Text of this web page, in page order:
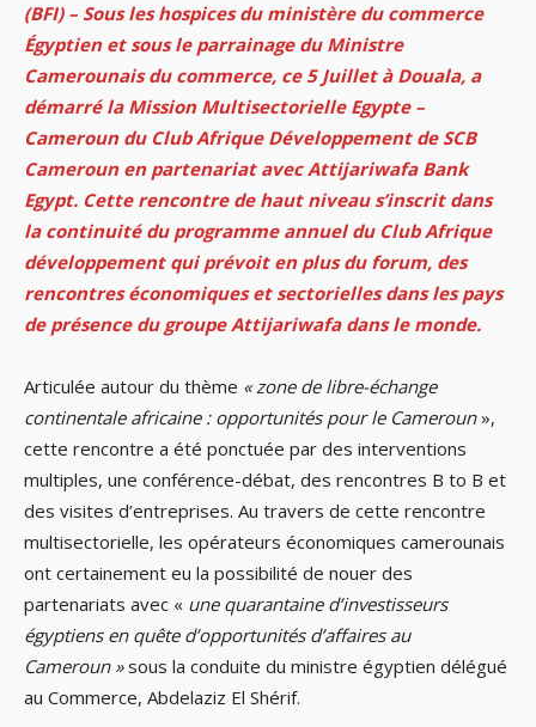
(BFI) – Sous les hospices du ministère du commerce
Égyptien et sous le parrainage du Ministre
Camerounais du commerce, ce 5 Juillet à Douala, a
démarré la Mission Multisectorielle Egypte –
Cameroun du Club Afrique Développement de SCB
Cameroun en partenariat avec Attijariwafa Bank
Egypt. Cette rencontre de haut niveau s’inscrit dans
la continuité du programme annuel du Club Afrique
développement qui prévoit en plus du forum, des
rencontres économiques et sectorielles dans les pays
de présence du groupe Attijariwafa dans le monde.
Articulée autour du thème « zone de libre-échange
continentale africaine : opportunités pour le Cameroun»,
cette rencontre a été ponctuée par des interventions
multiples, une conférence-débat, des rencontres B to B et
des visites d’entreprises. Au travers de cette rencontre
multisectorielle, les opérateurs économiques camerounais
ont certainement eu la possibilité de nouer des
partenariats avec « une quarantaine d’investisseurs
égyptiens en quête d’opportunités d’affaires au
Cameroun »sous la conduite du ministre égyptien délégué
au Commerce, Abdelaziz El Shérif.